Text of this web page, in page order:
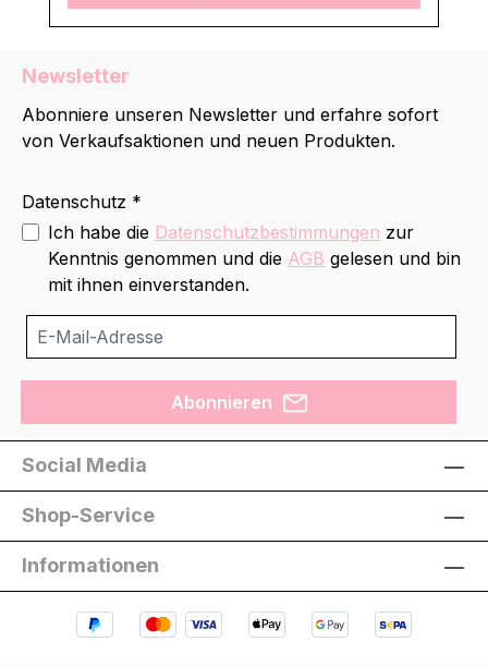
Newsletter
Abonniere unseren Newsletter und erfahre sofort
von Verkaufsaktionen und neuen Produkten.
Datenschutz *
Ich habe die Datenschutzbestimmungen zur
Kenntnis genommen und die AGB gelesen und bin
mit ihnen einverstanden.
Abonnieren
Social Media
Shop-Service
Informationen